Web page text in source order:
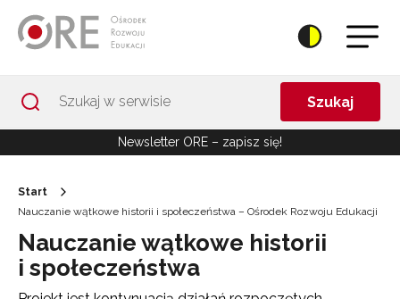
Szukaj
Newsletter ORE – zapisz się!
Start
Nauczanie wątkowe historii i społeczeństwa – Ośrodek Rozwoju Edukacji
Nauczanie wątkowe historii
i społeczeństwa